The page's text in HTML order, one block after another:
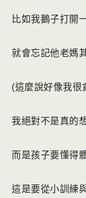
比如我鵝子打開
就會忘記他老媽
(這麼說好像我很
我絕對不是真的
而是孩子要懂得
這是要從小訓練